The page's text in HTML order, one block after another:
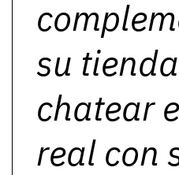
su
chatear
real con